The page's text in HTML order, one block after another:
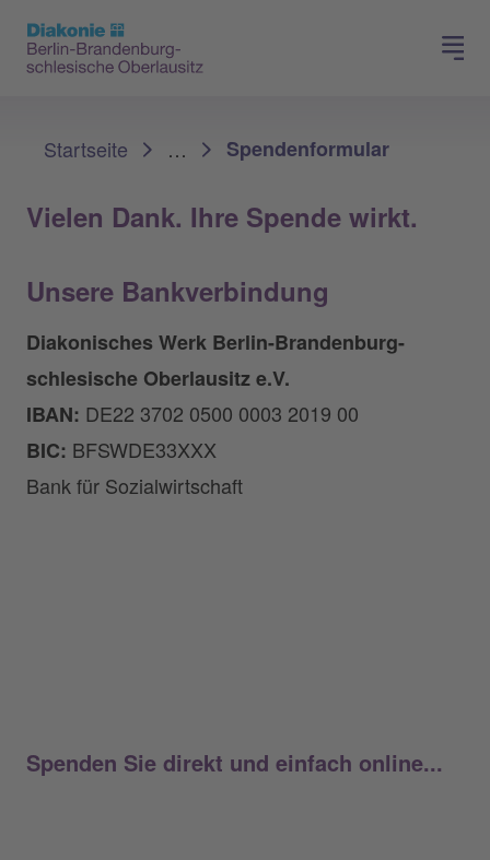
Presse
Startseite
… Spendenformular
Vielen Dank. Ihre Spende wirkt.
Unsere Bankverbindung
Diakonisches Werk Berlin-Brandenburg-
schlesische Oberlausitz e.V.
IBAN: DE22 3702 0500 0003 2019 00
BIC: BFSWDE33XXX
Bank für Sozialwirtschaft
Spenden Sie direkt und einfach online...